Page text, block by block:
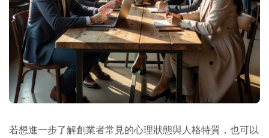
若想進一步了解創業者常見的心理狀態與人格特質，也可以